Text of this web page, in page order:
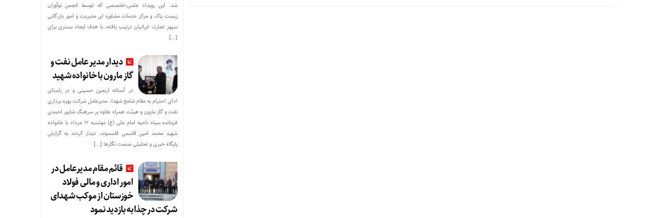
شد. این رویداد علمی-تخصصی که توسط انجمن نوآوران
زیست پاک و مرکز خدمات مشاوره ای مدیریت و امور بازرگانی
سپهر تجارت ایرانیان ترتیب یافته، با هدف ایجاد بستری برای
[…]
دیدار مدیر عامل نفت و
گاز مارون با خانواده شهید
در آستانه اربعین حسینی و در راستای
ادای احترام به مقام شامخ شهدا، مدیرعامل شرکت بهره برداری
نفت و گاز مارون و هیئت همراه علاوه بر سرهنگ شاپور احمدی
فرمانده سپاه ناحیه امام علی (ع) دوشنبه ۱۲ مرداد با خانواده
شهید محمد امین قاسمی قاسموند، دیدار کردند به گزارش
پایگاه خبری و تحلیلی صنعت نگارها […]
قائم مقام مدیرعامل در
امور اداری و مالی فولاد
خوزستان از موکب شهدای
شرکت در چذابه بازدید نمود